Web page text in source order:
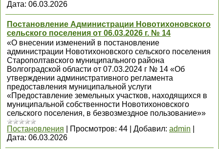
Дата: 06.03.2026
Постановление Администрации Новотихоновского
сельского поселения от 06.03.2026 г. № 14
«О внесении изменений в постановление
администрации Новотихоновского сельского поселения
Старополтавского муниципального района
Волгоградской области от 07.03.2024 г № 14 «Об
утверждении административного регламента
предоставления муниципальной услуги
«Предоставление земельных участков, находящихся в
муниципальной собственности Новотихоновского
сельского поселения, в безвозмездное пользование»»
Постановления
Просмотров: 44 Добавил: admin
Дата: 06.03.2026